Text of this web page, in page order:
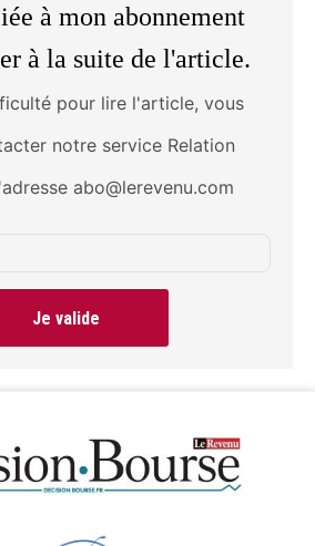
à mon abonnement
à la suite de l'article.
pour lire l'article, vous
notre service Relation
abo@lerevenu.com
Je valide